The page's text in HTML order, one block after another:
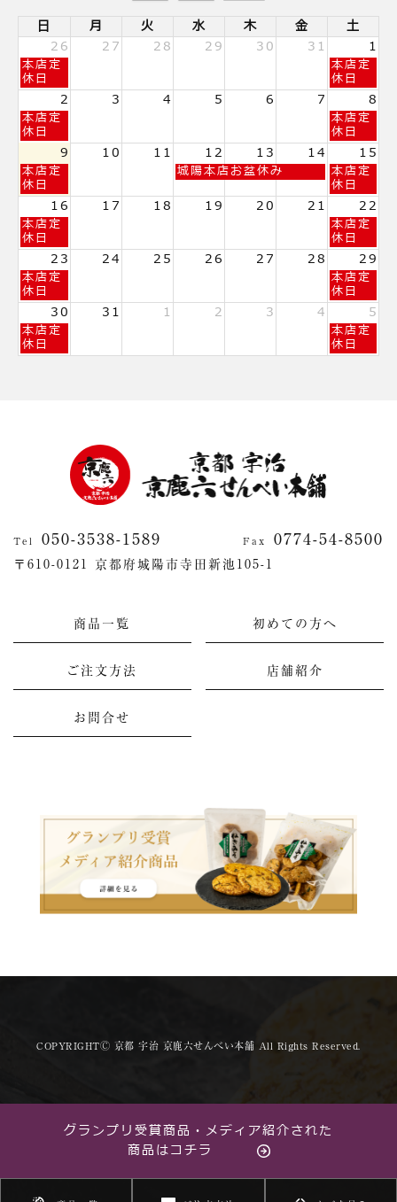
日 月 火 水 木 金
土
26
27 28 29 30 31 1
日
曜
日,
7
月
26th
本店定
休日
土
曜
日,
8
月
1st
2026
本店定
休日
2 3 4 5 6 7 8
日
曜
日,
8
月
2nd
2026
本店定
休日
土
曜
日,
8
月
8th
2026
本店定
休日
9 10 11 12 13 14 15
日
曜
日,
8
月
9th
2026
本店定
休日
水
曜
日,
2026
城陽本店お盆休み
土
曜
日,
8
月
15th
2026
本店定
休日
16 17 18 19 20 21 22
日
曜
日,
8
月
16th
2026
本店定
休日
土
曜
日,
8
月
22nd
本店定
休日
23 24 25 26 27 28 29
日
曜
日,
8
月
23rd
本店定
休日
土
曜
日,
8
月
29th
本店定
休日
30 31 1 2 3 4 5
日
曜
日,
本店定
休日
土
曜
日,
本店定
休日
Tel 050-3538-1589 Fax 0774-54-8500
〒610-0121 京都府城陽市寺田新池105-1
商品一覧 初めての方へ
ご注文方法 店舗紹介
お問合せ
COPYRIGHTⒸ 京都 宇治 京鹿六せんべい本舗 All Rights Reserved.
グランプリ受賞商品・メディア紹介された
商品はコチラ